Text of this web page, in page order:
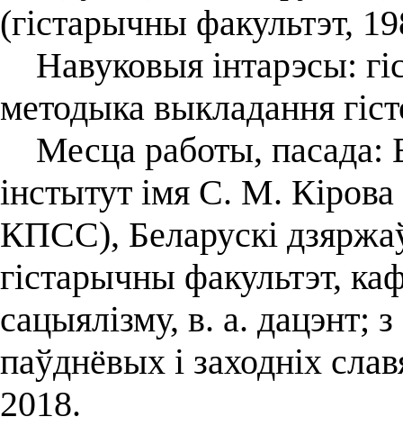
(гістарычны факультэт,
Навуковыя інтарэсы:
методыка выкладання
Месца работы, пасада:
інстытут імя С. М. Кірова
КПСС), Беларускі
гістарычны факультэт,
сацыялізму, в. а. дацэнт;
паўднёвых і заходніх
2018.